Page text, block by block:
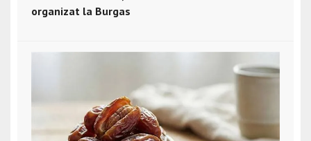
organizat la Burgas